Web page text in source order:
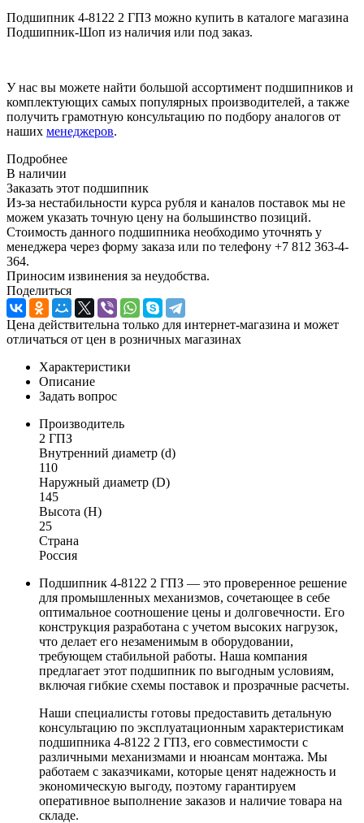
Подшипник 4-8122 2 ГПЗ можно купить в каталоге магазина
Подшипник-Шоп из наличия или под заказ.
У нас вы можете найти большой ассортимент подшипников и
комплектующих самых популярных производителей, а также
получить грамотную консультацию по подбору аналогов от
наших менеджеров.
Подробнее
В наличии
Заказать этот подшипник
Из-за нестабильности курса рубля и каналов поставок мы не
можем указать точную цену на большинство позиций.
Стоимость данного подшипника необходимо уточнять у
менеджера через форму заказа или по телефону +7 812 363-4-
364.
Приносим извинения за неудобства.
Поделиться
Цена действительна только для интернет-магазина и может
отличаться от цен в розничных магазинах
Характеристики
Описание
Задать вопрос
Производитель
2 ГПЗ
Внутренний диаметр (d)
110
Наружный диаметр (D)
145
Высота (H)
25
Страна
Россия
Подшипник 4-8122 2 ГПЗ — это проверенное решение
для промышленных механизмов, сочетающее в себе
оптимальное соотношение цены и долговечности. Его
конструкция разработана с учетом высоких нагрузок,
что делает его незаменимым в оборудовании,
требующем стабильной работы. Наша компания
предлагает этот подшипник по выгодным условиям,
включая гибкие схемы поставок и прозрачные расчеты.
Наши специалисты готовы предоставить детальную
консультацию по эксплуатационным характеристикам
подшипника 4-8122 2 ГПЗ, его совместимости с
различными механизмами и нюансам монтажа. Мы
работаем с заказчиками, которые ценят надежность и
экономическую выгоду, поэтому гарантируем
оперативное выполнение заказов и наличие товара на
складе.